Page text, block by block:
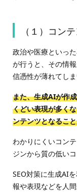
（１）コン
政治や医療といっ
が行うと、その情
信憑性が薄れてしま
また、生成AIが作
くどい表現が多く
ンテンツとなるこ
わかりにくいコン
ジンから質の低い
SEO対策に生成AI
報や表現などを人